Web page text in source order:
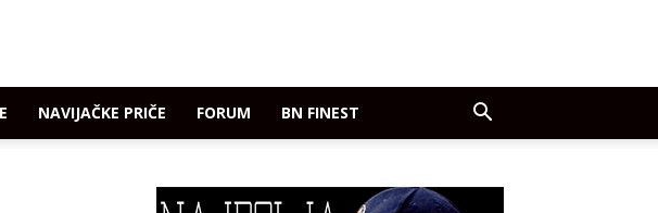
NAVIJAČKE PRIČE FORUM BN FINEST